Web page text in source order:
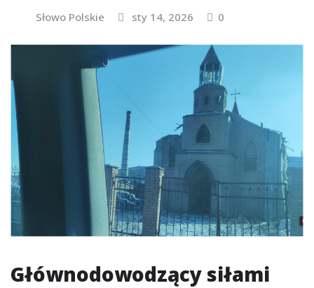
Słowo Polskie sty 14, 2026 0
Głównodowodzący siłami